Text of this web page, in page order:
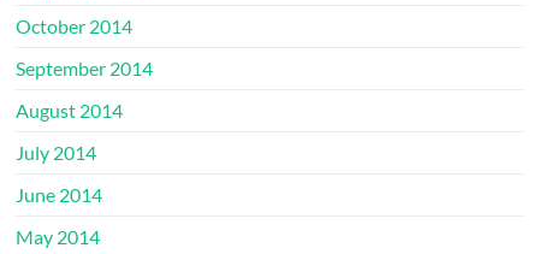
October 2014
September 2014
August 2014
July 2014
June 2014
May 2014